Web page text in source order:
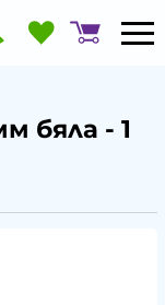
бяла - 1